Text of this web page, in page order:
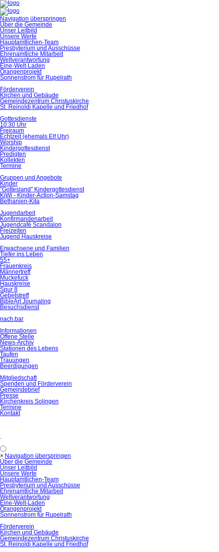
Navigation überspringen
Über die Gemeinde
Unser Leitbild
Unsere Werte
Hauptamtlichen-Team
Presbyterium und Ausschüsse
Ehrenamtliche Mitarbeit
Weltverantwortung
Eine-Welt-Laden
Orangenprojekt
Sonnenstrom für Rupelrath
Förderverein
Kirchen und Gebäude
Gemeindezentrum Christuskirche
St. Reinoldi Kapelle und Friedhof
Gottesdienste
10:30 Uhr
Freiraum
Echtzeit (ehemals Elf Uhr)
Worship
Kindergottesdienst
Predigten
Kollekten
Termine
Gruppen und Angebote
Kinder
"Gottesland" Kindergottesdienst
KiWi - Kinder-Action-Samstag
Bethanien-Kita
Jugendarbeit
Konfirmandenarbeit
Jugendcafé Scandalon
Freizeiten
Jugend Hauskreise
Erwachsene und Familien
Tiefer ins Leben
55+
Frauenkreis
Männertreff
Muckefuck
Hauskreise
Spur 8
Gebetstreff
BibleArt Journaling
Besuchsdienst
nach.bar
Informationen
Offene Stelle
News-Archiv
Stationen des Lebens
Taufen
Trauungen
Beerdigungen
Mitgliedschaft
Spenden und Förderverein
Gemeindebrief
Presse
Kirchenkreis Solingen
Termine
Kontakt
.
× Navigation überspringen
Über die Gemeinde
Unser Leitbild
Unsere Werte
Hauptamtlichen-Team
Presbyterium und Ausschüsse
Ehrenamtliche Mitarbeit
Weltverantwortung
Eine-Welt-Laden
Orangenprojekt
Sonnenstrom für Rupelrath
Förderverein
Kirchen und Gebäude
Gemeindezentrum Christuskirche
St. Reinoldi Kapelle und Friedhof